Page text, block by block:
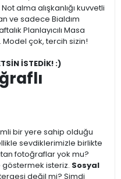
alma alışkanlığı kuvvetli
ve sadece Bialdım
Planlayıcılı Masa
çok, tercih sizin!
İSTEDİK! :)
bir yere sahip olduğu
sevdiklerimizle birlikte
fotoğraflar yok mu?
göstermek isteriz. Sosyal
değil mi? Şimdi